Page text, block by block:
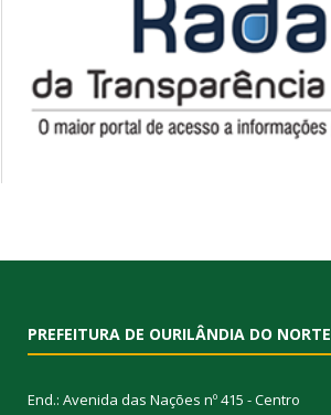
PREFEITURA DE OURILÂNDIA DO NORTE
End.: Avenida das Nações nº 415 - Centro